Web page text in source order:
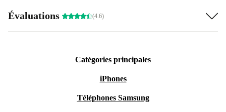
Évaluations (4.6)
Catégories principales
iPhones
Téléphones Samsung